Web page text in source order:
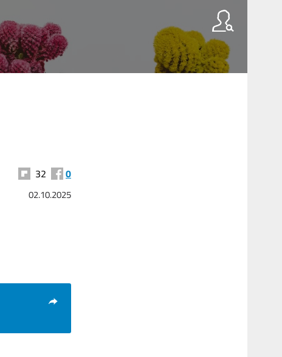
32 0
02.10.2025